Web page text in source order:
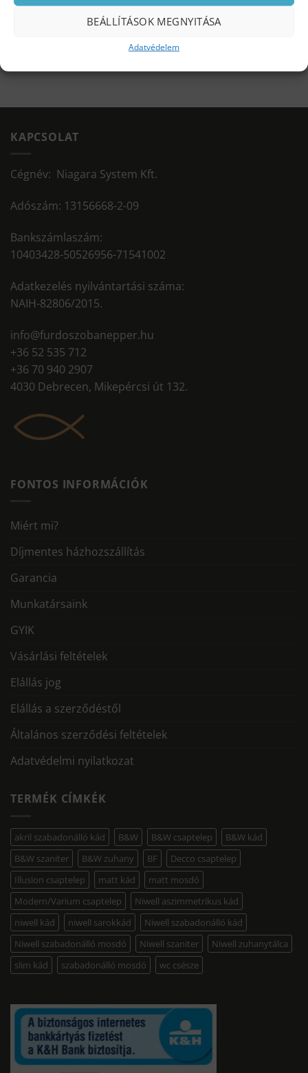
BEÁLLÍTÁSOK MEGNYITÁSA
Adatvédelem
mail címre (előfordulhat, hogy a rendszer SPAM-nek
érzékeli az általunk küldött üzenetet, ezért
rendszeresen ellenőrizze a SPAM mappát is).
KAPCSOLAT
Cégnév: Niagara System Kft.
Adószám: 13156668-2-09
Bankszámlaszám:
10403428-50526956-71541002
Adatkezelés nyilvántartási száma:
NAIH-82806/2015.
info@furdoszobanepper.hu
+36 52 535 712
+36 70 940 2907
4030 Debrecen, Mikepércsi út 132.
FONTOS INFORMÁCIÓK
Miért mi?
Díjmentes házhozszállítás
Garancia
Munkatársaink
GYIK
Vásárlási feltételek
Elállás jog
Elállás a szerződéstől
Általános szerződési feltételek
Adatvédelmi nyilatkozat
TERMÉK CÍMKÉK
akril szabadonálló kád B&W B&W csaptelep
B&W kád
B&W szaniter
B&W zuhany BF
Decco csaptelep
Illusion csaptelep
matt kád
matt mosdó
Modern/Varium csaptelep
Niwell aszimmetrikus kád
niwell kád
niwell sarokkád
Niwell szabadonálló kád
Niwell szabadonálló mosdó
Niwell szaniter
Niwell zuhanytálca
slim kád
szabadonálló mosdó wc csésze